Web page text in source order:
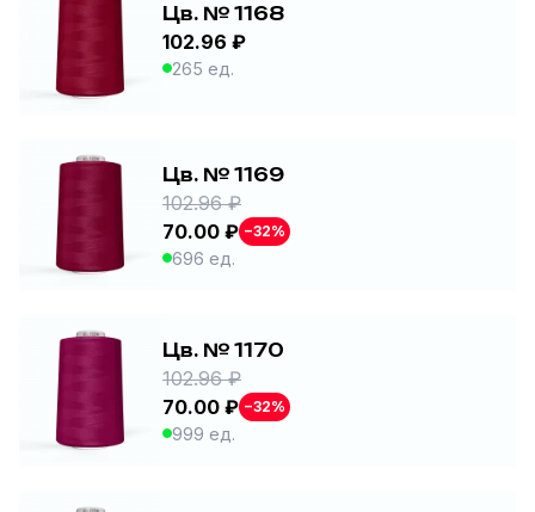
Цв. № 1168
102.96 ₽
265 ед.
Цв. № 1169
102.96 ₽
70.00 ₽ −32%
696 ед.
Цв. № 1170
102.96 ₽
70.00 ₽ −32%
999 ед.